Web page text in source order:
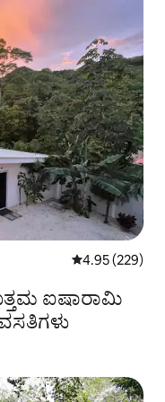
5 ರಲ್ಲಿ 4.95
4.95 (229)
ಐಷಾರಾಮಿ